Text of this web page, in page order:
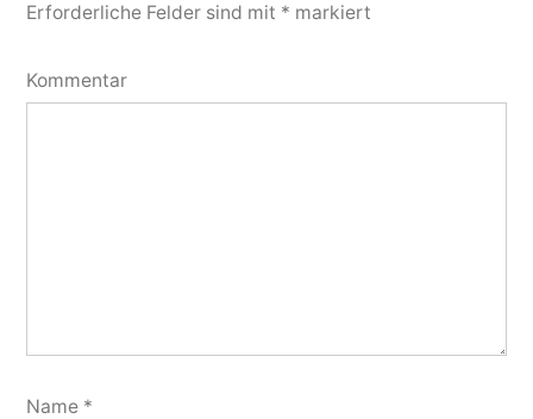
Erforderliche Felder sind mit * markiert
Kommentar
Name *